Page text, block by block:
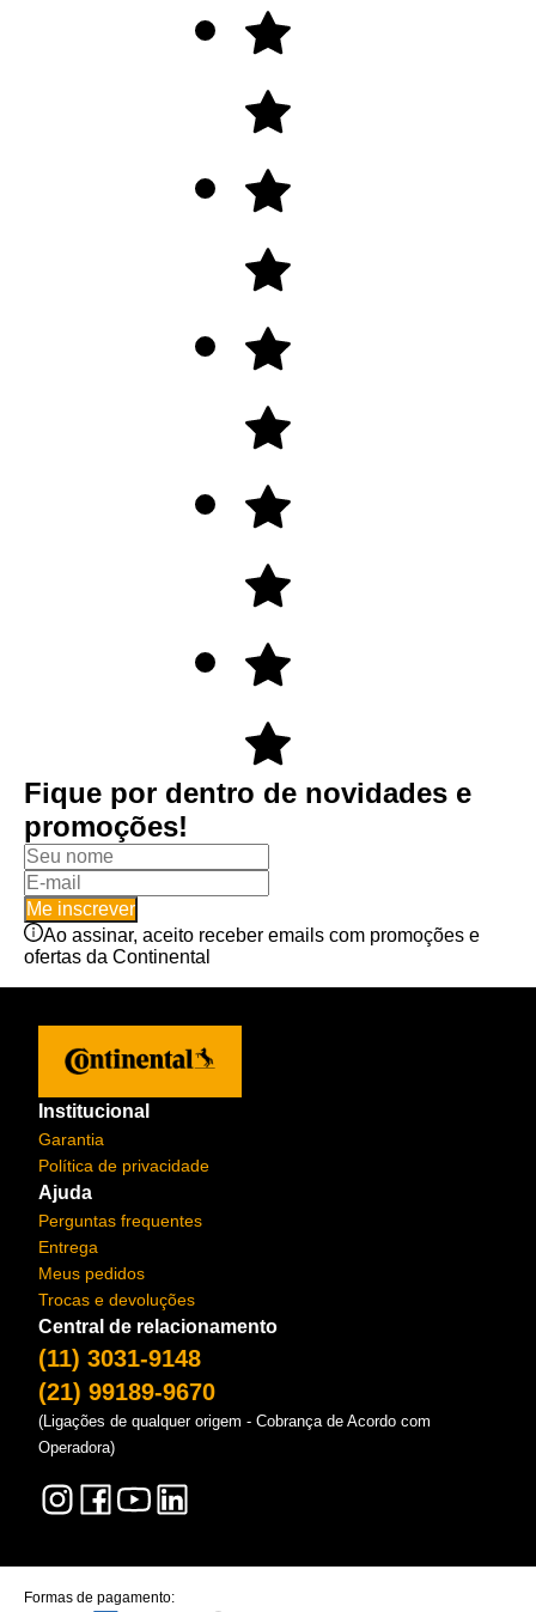
Fique por dentro de novidades e
promoções!
Me inscrever
Ao assinar, aceito receber emails com promoções e
ofertas da Continental
Institucional
Garantia
Política de privacidade
Ajuda
Perguntas frequentes
Entrega
Meus pedidos
Trocas e devoluções
Central de relacionamento
(11) 3031-9148
(21) 99189-9670
(Ligações de qualquer origem - Cobrança de Acordo com
Operadora)
Formas de pagamento: